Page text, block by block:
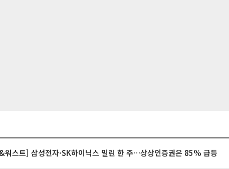
워스트] 삼성전자·SK하이닉스 밀린 한 주…상상인증권은 85% 급등